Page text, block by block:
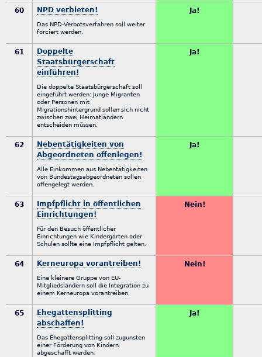
60 NPD verbieten!
Das NPD-Verbotsverfahren soll weiter
forciert werden.
Ja!
61
Doppelte
Staatsbürgerschaft
einführen!
Die doppelte Staatsbürgerschaft soll
eingeführt werden: Junge Migranten
oder Personen mit
Migrationshintergrund sollen sich nicht
zwischen zwei Heimatländern
entscheiden müssen.
Ja!
62
Nebentätigkeiten von
Abgeordneten offenlegen!
Alle Einkommen aus Nebentätigkeiten
von Bundestagsabgeordneten sollen
offengelegt werden.
Ja!
63
Impfpflicht in öffentlichen
Einrichtungen!
Für den Besuch öffentlicher
Einrichtungen wie Kindergärten oder
Schulen sollte eine Impfpflicht gelten.
Nein!
64 Kerneuropa vorantreiben!
Eine kleinere Gruppe von EU-
Mitgliedsländern soll die Integration zu
einem Kerneuropa vorantreiben.
Nein!
65
Ehegattensplitting
abschaffen!
Das Ehegattensplitting soll zugunsten
einer Förderung von Kindern
abgeschafft werden.
Ja!